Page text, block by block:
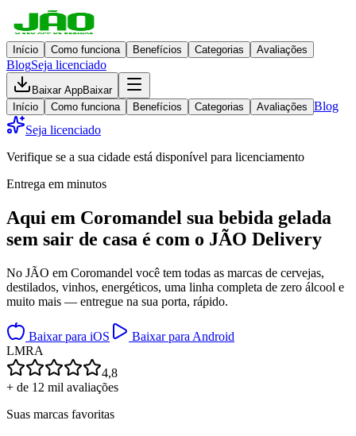
Início Como funciona Benefícios Categorias Avaliações
BlogSeja licenciado
Baixar AppBaixar
Início
Como funciona Benefícios Categorias Avaliações Blog
Seja licenciado
Verifique se a sua cidade está disponível para licenciamento
Entrega em minutos
Aqui em Coromandel sua bebida gelada
sem sair de casa é com o JÃO Delivery
No JÃO em Coromandel você tem todas as marcas de cervejas,
destilados, vinhos, energéticos, uma linha completa de zero álcool e
muito mais — entregue na sua porta, rápido.
Baixar para iOS
Baixar para Android
LMRA
4,8
+ de 12 mil avaliações
Suas marcas favoritas